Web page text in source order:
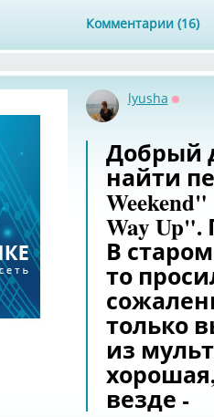
Комментарии (16)
lyusha
Добрый
найти
Way Up".
В
то
только
из
везде -